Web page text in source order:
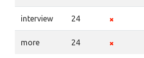
interview 24
more 24